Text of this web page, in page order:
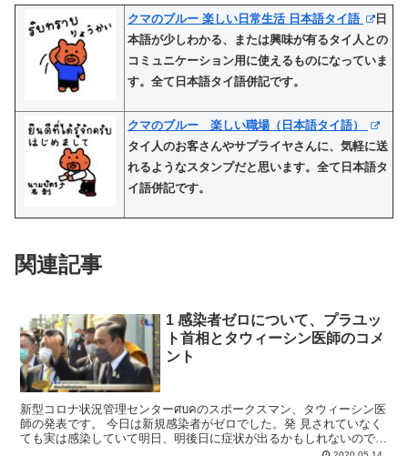
クマのブルー 楽しい日常生活 日本語タイ語
日
本語が少しわかる、または興味が有るタイ人との
コミュニケーション用に使えるものになっていま
す。全て日本語タイ語併記です。
クマのブルー 楽しい職場（日本語タイ語）
タイ人のお客さんやサプライヤさんに、気軽に送
れるようなスタンプだと思います。全て日本語タ
イ語併記です。
関連記事
1 感染者ゼロについて、プラユッ
ト首相とタウィーシン医師のコメ
ント
新型コロナ状況管理センターศบคのスポークスマン、タウィーシン医
師の発表です。 今日は新規感染者がゼロでした。発 見されていなく
ても実は感染していて明日、明後日に症状が出るかもしれないので注